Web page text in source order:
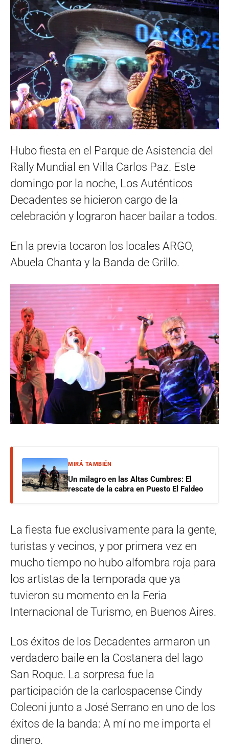
Hubo fiesta en el Parque de Asistencia del
Rally Mundial en Villa Carlos Paz. Este
domingo por la noche, Los Auténticos
Decadentes se hicieron cargo de la
celebración y lograron hacer bailar a todos.
En la previa tocaron los locales ARGO,
Abuela Chanta y la Banda de Grillo.
MIRÁ TAMBIÉN
Un milagro en las Altas Cumbres: El
rescate de la cabra en Puesto El Faldeo
La fiesta fue exclusivamente para la gente,
turistas y vecinos, y por primera vez en
mucho tiempo no hubo alfombra roja para
los artistas de la temporada que ya
tuvieron su momento en la Feria
Internacional de Turismo, en Buenos Aires.
Los éxitos de los Decadentes armaron un
verdadero baile en la Costanera del lago
San Roque. La sorpresa fue la
participación de la carlospacense Cindy
Coleoni junto a José Serrano en uno de los
éxitos de la banda: A mí no me importa el
dinero.